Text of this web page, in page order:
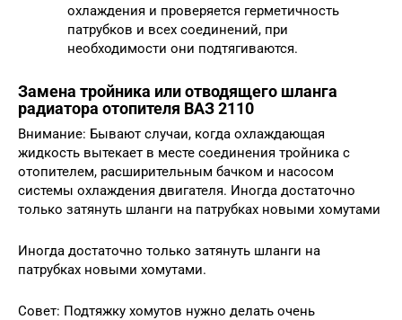
охлаждения и проверяется герметичность
патрубков и всех соединений, при
необходимости они подтягиваются.
Замена тройника или отводящего шланга
радиатора отопителя ВАЗ 2110
Внимание: Бывают случаи, когда охлаждающая
жидкость вытекает в месте соединения тройника с
отопителем, расширительным бачком и насосом
системы охлаждения двигателя. Иногда достаточно
только затянуть шланги на патрубках новыми хомутами
Иногда достаточно только затянуть шланги на
патрубках новыми хомутами.
Совет: Подтяжку хомутов нужно делать очень